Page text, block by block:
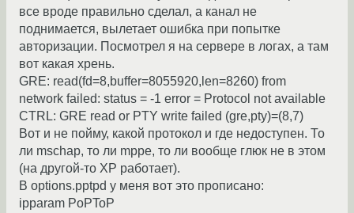
все вроде правильно сделал, а канал не
поднимается, вылетает ошибка при попытке
авторизации. Посмотрел я на сервере в логах, а там
вот какая хрень.
GRE: read(fd=8,buffer=8055920,len=8260) from
network failed: status = -1 error = Protocol not available
CTRL: GRE read or PTY write failed (gre,pty)=(8,7)
Вот и не пойму, какой протокол и где недоступен. То
ли mschap, то ли mppe, то ли вообще глюк не в этом
(на другой-то XP работает).
В options.pptpd у меня вот это прописано:
ipparam PoPToP